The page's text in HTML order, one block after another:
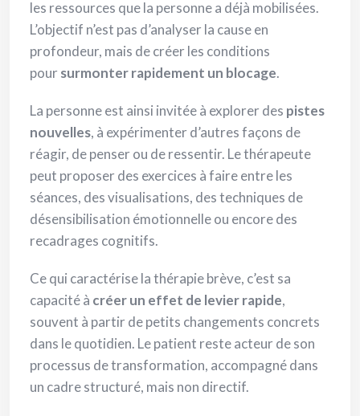
les ressources que la personne a déjà mobilisées.
L’objectif n’est pas d’analyser la cause en
profondeur, mais de créer les conditions
poursurmonter rapidement un blocage.
La personne est ainsi invitée à explorer des pistes
nouvelles, à expérimenter d’autres façons de
réagir, de penser ou de ressentir. Le thérapeute
peut proposer des exercices à faire entre les
séances, des visualisations, des techniques de
désensibilisation émotionnelle ou encore des
recadrages cognitifs.
Ce qui caractérise la thérapie brève, c’est sa
capacité à créer un effet de levier rapide,
souvent à partir de petits changements concrets
dans le quotidien. Le patient reste acteur de son
processus de transformation, accompagné dans
un cadre structuré, mais non directif.